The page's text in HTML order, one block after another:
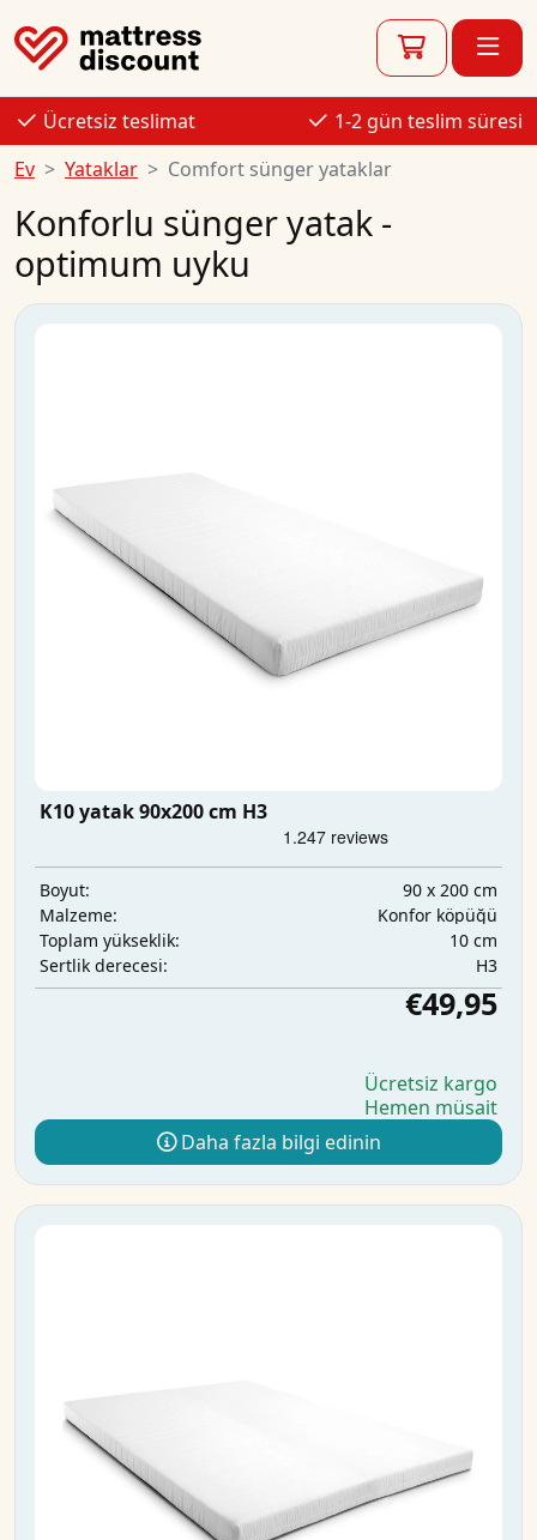
Ücretsiz teslimat
1-2 gün teslim süresi
Ev
Yataklar Comfort sünger yataklar
Konforlu sünger yatak -
optimum uyku
K10 yatak 90x200 cm H3
Boyut:
90 x 200 cm
Malzeme:
Konfor köpüğü
Toplam yükseklik:
10 cm
Sertlik derecesi:
H3
€49,95
Ücretsiz kargo
Hemen müsait
Daha fazla bilgi edinin